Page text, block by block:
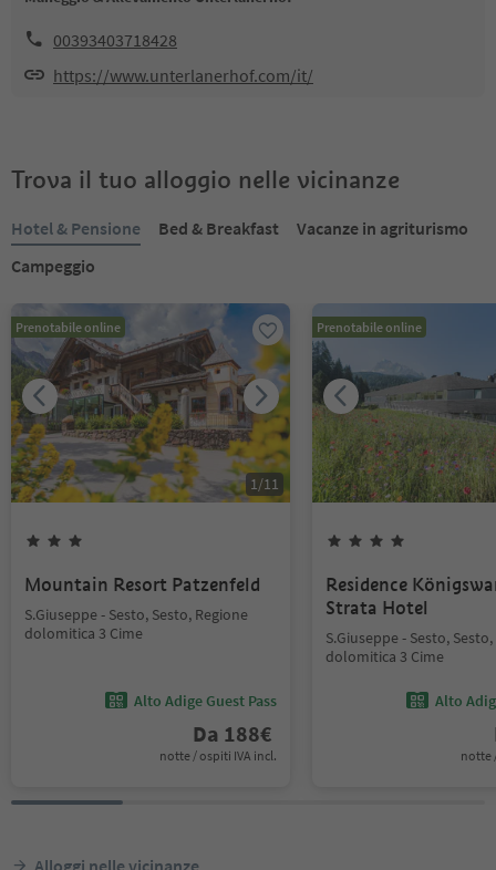
00393403718428
https://www.unterlanerhof.com/it/
Trova il tuo alloggio nelle vicinanze
Hotel & Pensione Bed & Breakfast
Vacanze in agriturismo
Campeggio
Prenotabile online
1/11
Mountain Resort Patzenfeld
S.Giuseppe - Sesto, Sesto, Regione
dolomitica 3 Cime
Alto Adige Guest Pass
Da 188€
notte / ospiti IVA incl.
Prenotabile online
Residence
Strata Hotel
S.Giuseppe - Sesto,
dolomitica 3 Cime
Alto
notte
Alloggi nelle vicinanze